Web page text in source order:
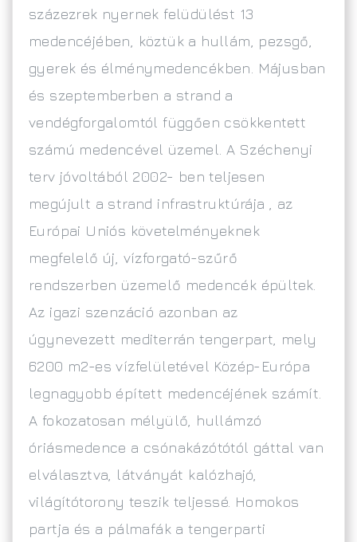
százezrek nyernek felüdülést 13
medencéjében, köztük a hullám, pezsgő,
gyerek és élménymedencékben. Májusban
és szeptemberben a strand a
vendégforgalomtól függően csökkentett
számú medencével üzemel. A Széchenyi
terv jóvoltából 2002- ben teljesen
megújult a strand infrastruktúrája , az
Európai Uniós követelményeknek
megfelelő új, vízforgató-szűrő
rendszerben üzemelő medencék épültek.
Az igazi szenzáció azonban az
úgynevezett mediterrán tengerpart, mely
6200 m2-es vízfelületével Közép-Európa
legnagyobb épített medencéjének számít.
A fokozatosan mélyülő, hullámzó
óriásmedence a csónakázótótól gáttal van
elválasztva, látványát kalózhajó,
világítótorony teszik teljessé. Homokos
partja és a pálmafák a tengerparti